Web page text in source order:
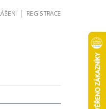
| REGISTRACE